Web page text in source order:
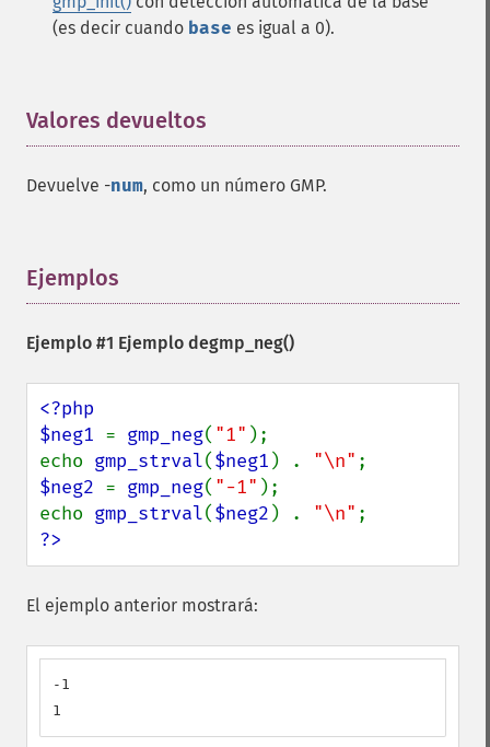
(es decir cuando base es igual a 0).
Valores devueltos
Devuelve -num, como un número GMP.
Ejemplos
Ejemplo #1 Ejemplo degmp_neg()
<?php
$neg1 = gmp_neg( "1" );
echo gmp_strval($neg1 ) . "\n"
$neg2 = gmp_neg( "-1" );
echo gmp_strval($neg2 ) . "\n"
?>
El ejemplo anterior mostrará:
-1
1